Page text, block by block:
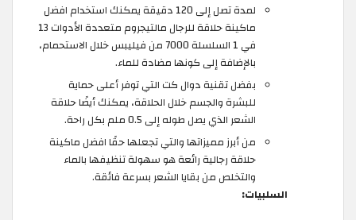
لمدة تصل إلى 120 دقيقة يمكنك استخدام افضل
ماكينة حلاقة للرجال مالتيجروم متعددة الأدوات 13
في 1 السلسلة 7000 من فيليبس خلال الاستحمام،
بالإضافة إلى كونها مضادة للماء.
بفضل تقنية دوال كت التي توفر أعلى حماية
للبشرة والجسم خلال الحلاقة، يمكنك أيضًا حلاقة
الشعر الذي يصل طوله إلى 0.5 ملم بكل راحة.
من أبرز مميزاتها والتي تجعلها حقًا افضل ماكينة
حلاقة رجالية رائعة هو سهولة تنظيفها بالماء
والتخلص من بقايا الشعر بسرعة فائقة.
السلبيات: